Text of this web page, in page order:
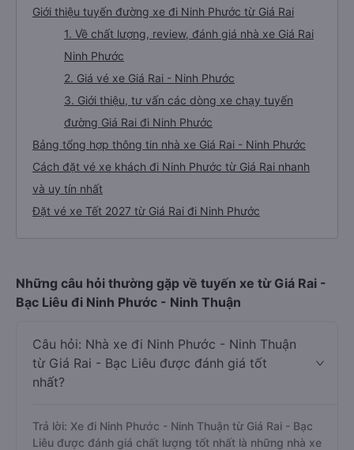
Giới thiệu tuyến đường xe đi Ninh Phước từ Giá Rai
1. Về chất lượng, review, đánh giá nhà xe Giá Rai
Ninh Phước
2. Giá vé xe Giá Rai - Ninh Phước
3. Giới thiệu, tư vấn các dòng xe chạy tuyến
đường Giá Rai đi Ninh Phước
Bảng tổng hợp thông tin nhà xe Giá Rai - Ninh Phước
Cách đặt vé xe khách đi Ninh Phước từ Giá Rai nhanh
và uy tín nhất
Đặt vé xe Tết 2027 từ Giá Rai đi Ninh Phước
Những câu hỏi thường gặp về tuyến xe từ Giá Rai -
Bạc Liêu đi Ninh Phước - Ninh Thuận
Câu hỏi: Nhà xe đi Ninh Phước - Ninh Thuận
từ Giá Rai - Bạc Liêu được đánh giá tốt
nhất?
Trả lời: Xe đi Ninh Phước - Ninh Thuận từ Giá Rai - Bạc
Liêu được đánh giá chất lượng tốt nhất là những nhà xe